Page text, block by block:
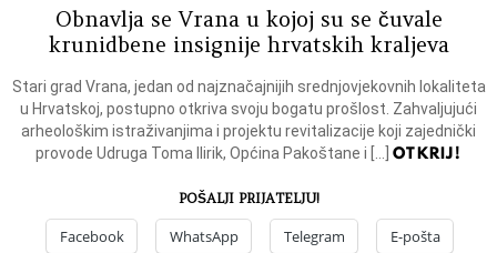
Obnavlja se Vrana u kojoj su se čuvale
krunidbene insignije hrvatskih kraljeva
Stari grad Vrana, jedan od najznačajnijih srednjovjekovnih lokaliteta
u Hrvatskoj, postupno otkriva svoju bogatu prošlost. Zahvaljujući
arheološkim istraživanjima i projektu revitalizacije koji zajednički
provode Udruga Toma Ilirik, Općina Pakoštane i […] OTKRIJ!
POŠALJI PRIJATELJU!
Facebook WhatsApp Telegram E-pošta